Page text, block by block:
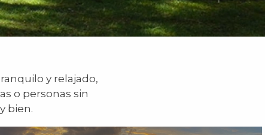
y relajado,
o personas sin
bien.